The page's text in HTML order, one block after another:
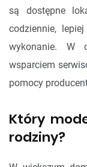
są dostępne
codziennie,
wykonanie. W
wsparciem
pomocy
Który
rodziny?